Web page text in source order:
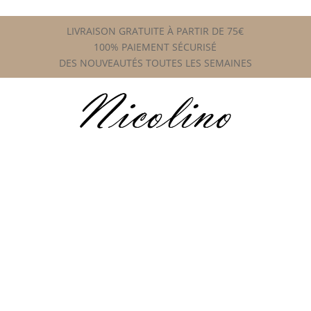
LIVRAISON GRATUITE À PARTIR DE 75€
100% PAIEMENT SÉCURISÉ
DES NOUVEAUTÉS TOUTES LES SEMAINES